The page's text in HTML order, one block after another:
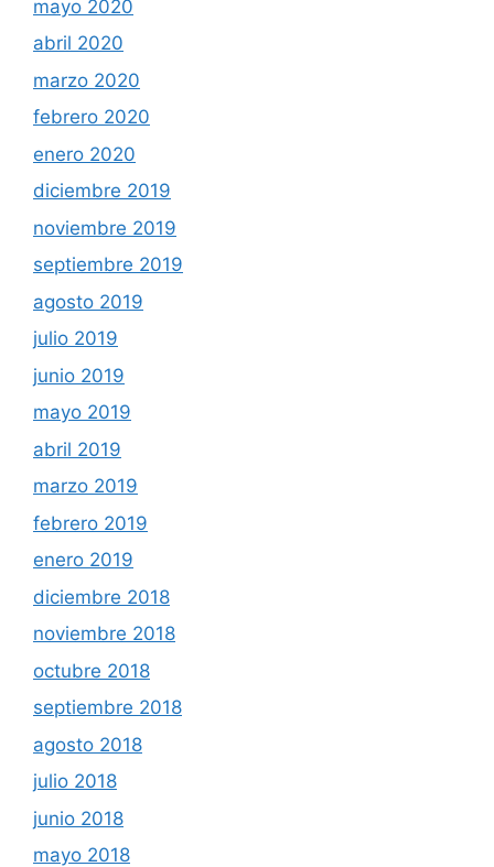
mayo 2020
abril 2020
marzo 2020
febrero 2020
enero 2020
diciembre 2019
noviembre 2019
septiembre 2019
agosto 2019
julio 2019
junio 2019
mayo 2019
abril 2019
marzo 2019
febrero 2019
enero 2019
diciembre 2018
noviembre 2018
octubre 2018
septiembre 2018
agosto 2018
julio 2018
junio 2018
mayo 2018